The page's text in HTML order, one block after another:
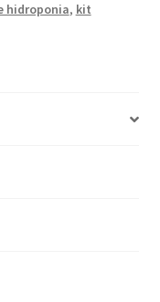
hidroponia, kit